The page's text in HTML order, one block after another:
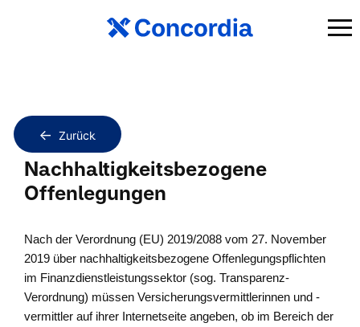
Zurück
Nachhaltigkeitsbezogene
Offenlegungen
Nach der Verordnung (EU) 2019/2088 vom 27. November
2019 über nachhaltigkeitsbezogene Offenlegungspflichten
im Finanzdienstleistungssektor (sog. Transparenz-
Verordnung) müssen Versicherungsvermittlerinnen und -
vermittler auf ihrer Internetseite angeben, ob im Bereich der